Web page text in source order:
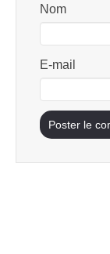
Nom
E-mail